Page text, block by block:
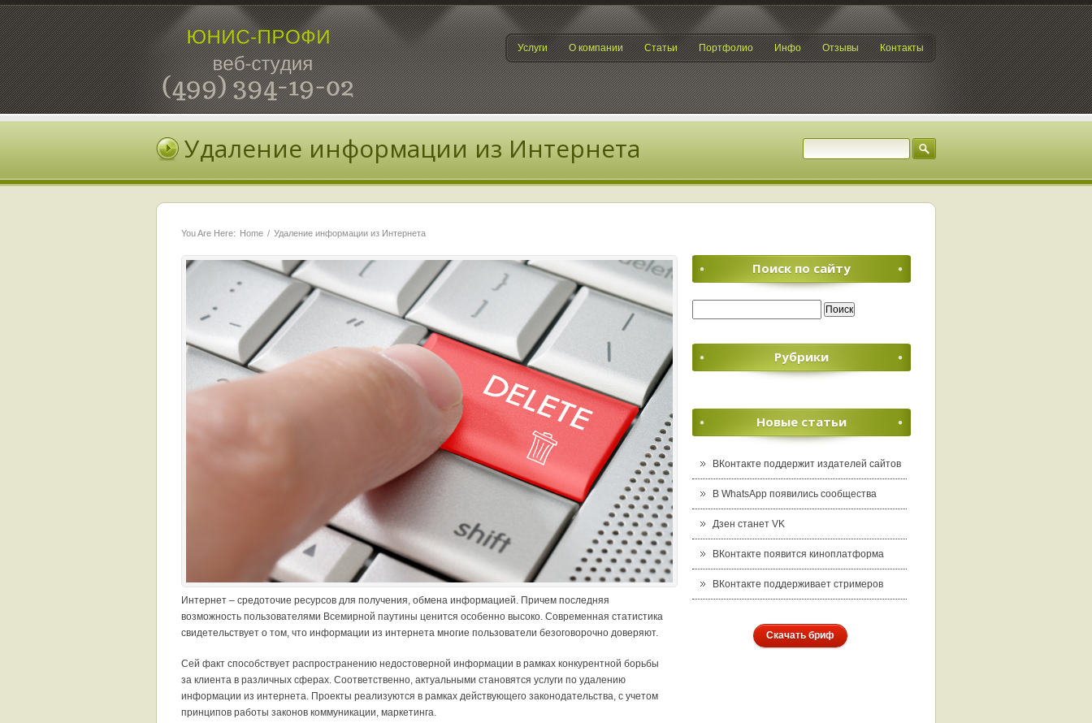
Услуги О компании Статьи Портфолио Инфо Отзывы Контакты
Удаление информации из Интернета
You Are Here: Home Удаление информации из Интернета
Интернет – средоточие ресурсов для получения, обмена информацией. Причем последняя
возможность пользователями Всемирной паутины ценится особенно высоко. Современная статистика
свидетельствует о том, что информации из интернета многие пользователи безоговорочно доверяют.
Сей факт способствует распространению недостоверной информации в рамках конкурентной борьбы
за клиента в различных сферах. Соответственно, актуальными становятся услуги по удалению
информации из интернета. Проекты реализуются в рамках действующего законодательства, с учетом
принципов работы законов коммуникации, маркетинга.
Поиск по сайту
Рубрики
Новые статьи
ВКонтакте поддержит издателей сайтов
В WhatsApp появились сообщества
Дзен станет VK
ВКонтакте появится киноплатформа
ВКонтакте поддерживает стримеров
Скачать бриф